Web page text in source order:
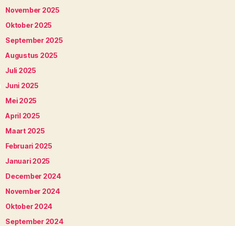
November 2025
Oktober 2025
September 2025
Augustus 2025
Juli 2025
Juni 2025
Mei 2025
April 2025
Maart 2025
Februari 2025
Januari 2025
December 2024
November 2024
Oktober 2024
September 2024